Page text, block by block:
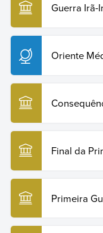
Guerra Irã-
Oriente
Final da
Primeira